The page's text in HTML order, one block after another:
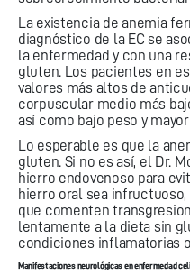
La existencia de anemia
diagnóstico de la EC se
la enfermedad y con una
gluten. Los pacientes en
valores más altos de
corpuscular medio más
así como bajo peso y
Lo esperable es que la
gluten. Si no es así, el Dr.
hierro endovenoso para
hierro oral sea
que comenten
lentamente a la dieta sin
condiciones inflamatorias
Manifestaciones neurológicas en enfermedad